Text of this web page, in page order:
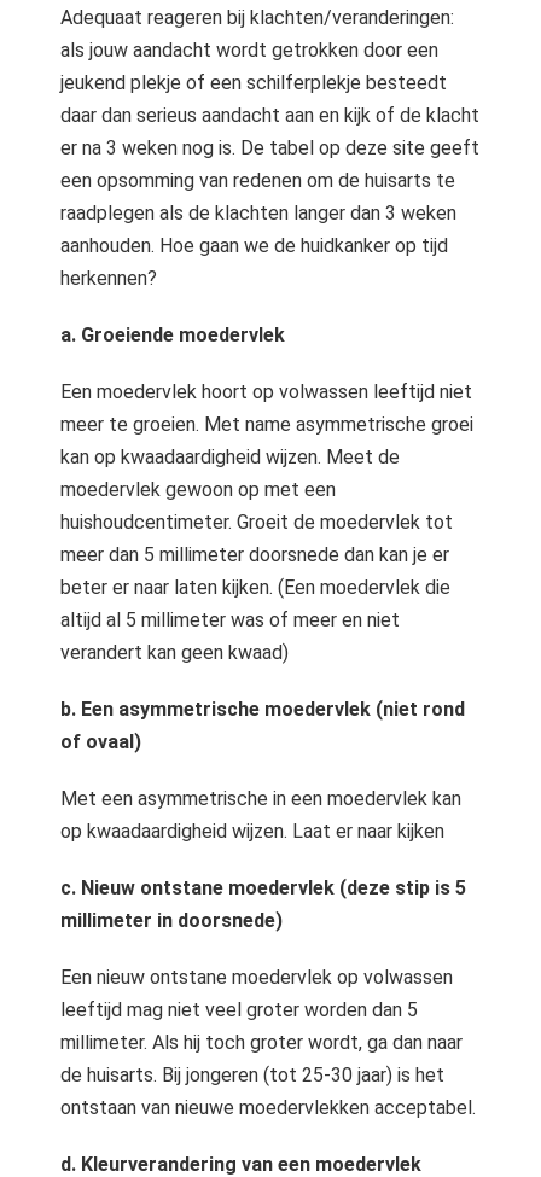
Adequaat reageren bij klachten/veranderingen:
als jouw aandacht wordt getrokken door een
jeukend plekje of een schilferplekje besteedt
daar dan serieus aandacht aan en kijk of de klacht
er na 3 weken nog is. De tabel op deze site geeft
een opsomming van redenen om de huisarts te
raadplegen als de klachten langer dan 3 weken
aanhouden. Hoe gaan we de huidkanker op tijd
herkennen?
a. Groeiende moedervlek
Een moedervlek hoort op volwassen leeftijd niet
meer te groeien. Met name asymmetrische groei
kan op kwaadaardigheid wijzen. Meet de
moedervlek gewoon op met een
huishoudcentimeter. Groeit de moedervlek tot
meer dan 5 millimeter doorsnede dan kan je er
beter er naar laten kijken. (Een moedervlek die
altijd al 5 millimeter was of meer en niet
verandert kan geen kwaad)
b. Een asymmetrische moedervlek (niet rond
of ovaal)
Met een asymmetrische in een moedervlek kan
op kwaadaardigheid wijzen. Laat er naar kijken
c. Nieuw ontstane moedervlek (deze stip is 5
millimeter in doorsnede)
Een nieuw ontstane moedervlek op volwassen
leeftijd mag niet veel groter worden dan 5
millimeter. Als hij toch groter wordt, ga dan naar
de huisarts. Bij jongeren (tot 25-30 jaar) is het
ontstaan van nieuwe moedervlekken acceptabel.
d. Kleurverandering van een moedervlek